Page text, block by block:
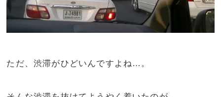
ただ、渋滞がひどいんですよね…。